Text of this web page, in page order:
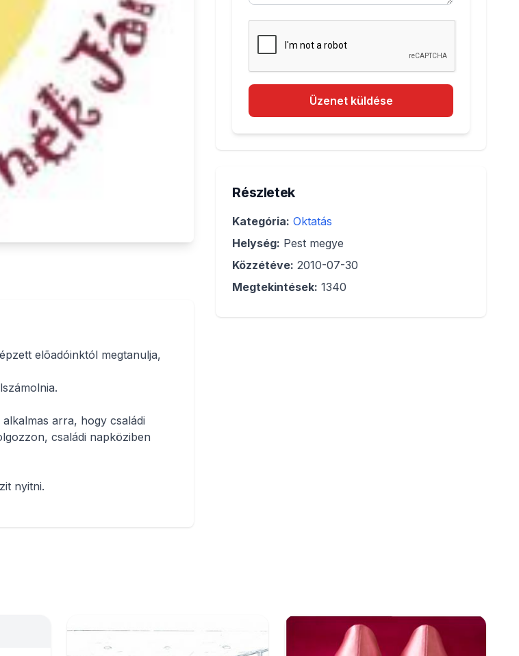
elõadóinktól megtanulja,
arra, hogy családi
családi napköziben
nyitni.
Üzenet küldése
Részletek
Kategória: Oktatás
Helység: Pest megye
Közzétéve: 2010-07-30
Megtekintések: 1340